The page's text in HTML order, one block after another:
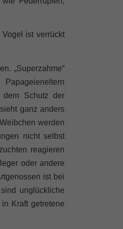
ist verrückt
„Superzahme“
dem Schutz der
ganz anders
werden
nicht selbst
reagieren
oder andere
ist bei
unglückliche
Kraft getretene